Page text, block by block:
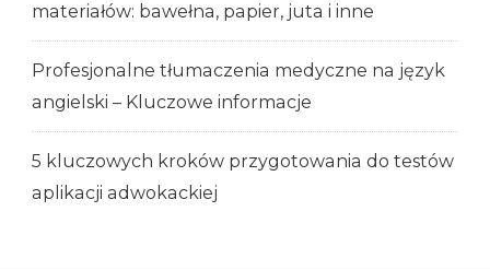
materiałów: bawełna, papier, juta i inne
Profesjonalne tłumaczenia medyczne na język
angielski – Kluczowe informacje
5 kluczowych kroków przygotowania do testów
aplikacji adwokackiej